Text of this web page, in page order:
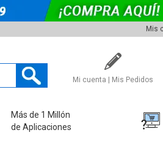
Mis
Mi cuenta | Mis Pedidos
Más de 1 Millón
de Aplicaciones